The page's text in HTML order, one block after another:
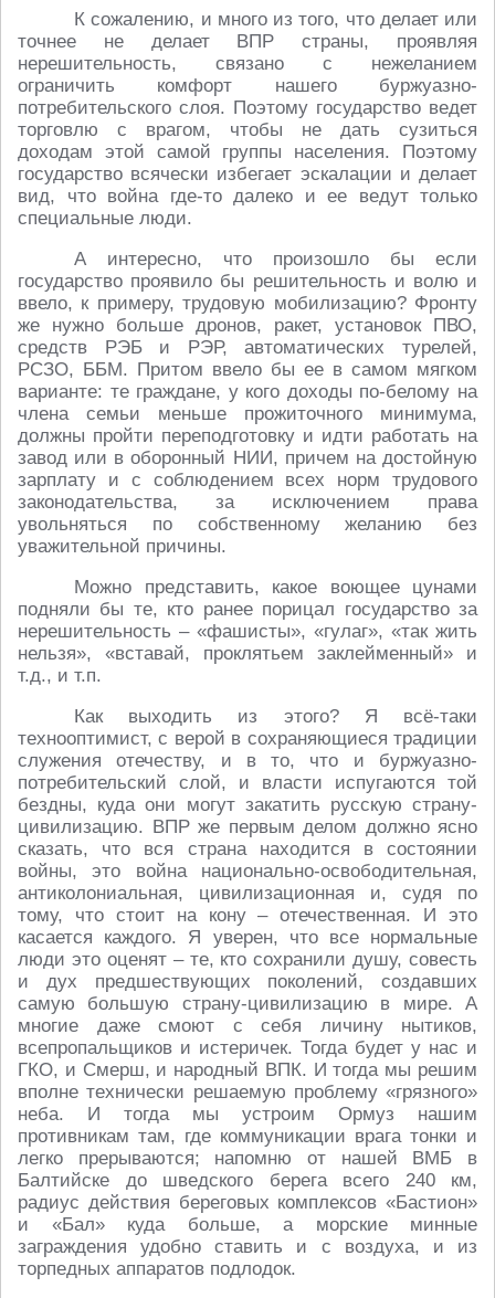
К сожалению, и много из того, что делает или
точнее не делает ВПР страны, проявляя
нерешительность, связано с нежеланием
ограничить комфорт нашего буржуазно-
потребительского слоя. Поэтому государство ведет
торговлю с врагом, чтобы не дать сузиться
доходам этой самой группы населения. Поэтому
государство всячески избегает эскалации и делает
вид, что война где-то далеко и ее ведут только
специальные люди.
А интересно, что произошло бы если
государство проявило бы решительность и волю и
ввело, к примеру, трудовую мобилизацию? Фронту
же нужно больше дронов, ракет, установок ПВО,
средств РЭБ и РЭР, автоматических турелей,
РСЗО, ББМ. Притом ввело бы ее в самом мягком
варианте: те граждане, у кого доходы по-белому на
члена семьи меньше прожиточного минимума,
должны пройти переподготовку и идти работать на
завод или в оборонный НИИ, причем на достойную
зарплату и с соблюдением всех норм трудового
законодательства, за исключением права
увольняться по собственному желанию без
уважительной причины.
Можно представить, какое воющее цунами
подняли бы те, кто ранее порицал государство за
нерешительность – «фашисты», «гулаг», «так жить
нельзя», «вставай, проклятьем заклейменный» и
т.д., и т.п.
Как выходить из этого? Я всё-таки
технооптимист, с верой в сохраняющиеся традиции
служения отечеству, и в то, что и буржуазно-
потребительский слой, и власти испугаются той
бездны, куда они могут закатить русскую страну-
цивилизацию. ВПР же первым делом должно ясно
сказать, что вся страна находится в состоянии
войны, это война национально-освободительная,
антиколониальная, цивилизационная и, судя по
тому, что стоит на кону – отечественная. И это
касается каждого. Я уверен, что все нормальные
люди это оценят – те, кто сохранили душу, совесть
и дух предшествующих поколений, создавших
самую большую страну-цивилизацию в мире. А
многие даже смоют с себя личину нытиков,
всепропальщиков и истеричек. Тогда будет у нас и
ГКО, и Смерш, и народный ВПК. И тогда мы решим
вполне технически решаемую проблему «грязного»
неба. И тогда мы устроим Ормуз нашим
противникам там, где коммуникации врага тонки и
легко прерываются; напомню от нашей ВМБ в
Балтийске до шведского берега всего 240 км,
радиус действия береговых комплексов «Бастион»
и «Бал» куда больше, а морские минные
заграждения удобно ставить и с воздуха, и из
торпедных аппаратов подлодок.